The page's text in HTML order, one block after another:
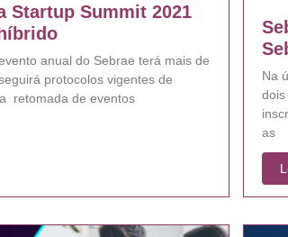
Startup Summit 2021
anual do Sebrae terá mais de
protocolos vigentes de
retomada de eventos
Na
dois
as